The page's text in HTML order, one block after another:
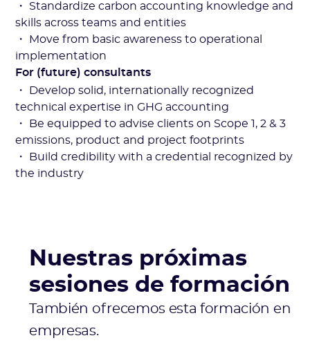
・ Standardize carbon accounting knowledge and
skills across teams and entities
・ Move from basic awareness to operational
implementation
For (future) consultants
・ Develop solid, internationally recognized
technical expertise in GHG accounting
・ Be equipped to advise clients on Scope 1, 2 & 3
emissions, product and project footprints
・ Build credibility with a credential recognized by
the industry
Nuestras próximas
sesiones de formación
También ofrecemos esta formación en
empresas.